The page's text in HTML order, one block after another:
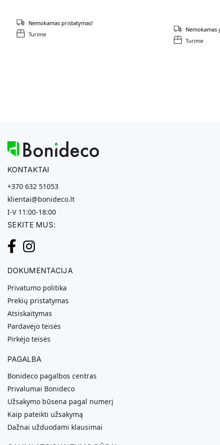
Turime
Nemokamas pristatymas!
Turime
Nemokamas
KONTAKTAI
+370 632 51053
klientai@bonideco.lt
I-V 11:00-18:00
SEKITE MUS:
DOKUMENTACIJA
Privatumo politika
Prekių pristatymas
Atsiskaitymas
Pardavėjo teisės
Pirkėjo teisės
PAGALBA
Bonideco pagalbos centras
Privalumai Bonideco
Užsakymo būsena pagal numerį
Kaip pateikti užsakymą
Dažnai užduodami klausimai